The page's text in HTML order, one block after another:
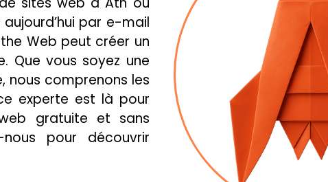
DE LAU À LA BOUCHE
RECETTES DE CUISINE
par e-mail
Web peut créer un
Que vous soyez une
nous comprenons les
experte est là pour
gratuite et sans
pour découvrir